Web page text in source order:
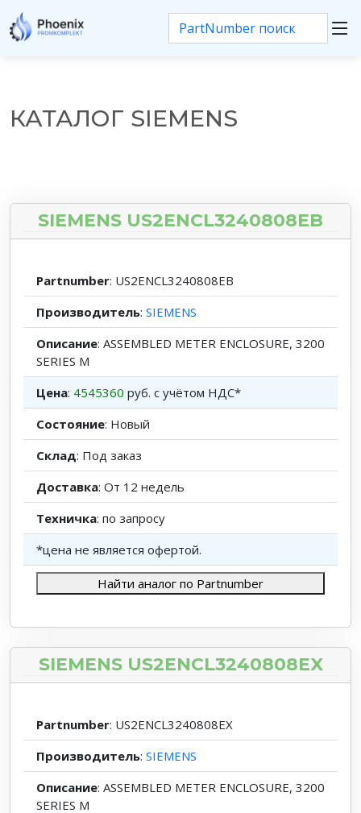
КАТАЛОГ SIEMENS
SIEMENS US2ENCL3240808EB
Partnumber: US2ENCL3240808EB
Производитель: SIEMENS
Описание: ASSEMBLED METER ENCLOSURE, 3200
SERIES M
Цена: 4545360 руб. с учётом НДС*
Состояние: Новый
Склад: Под заказ
Доставка: От 12 недель
Техничка: по запросу
*цена не является офертой.
Найти аналог по Partnumber
SIEMENS US2ENCL3240808EX
Partnumber: US2ENCL3240808EX
Производитель: SIEMENS
Описание: ASSEMBLED METER ENCLOSURE, 3200
SERIES M